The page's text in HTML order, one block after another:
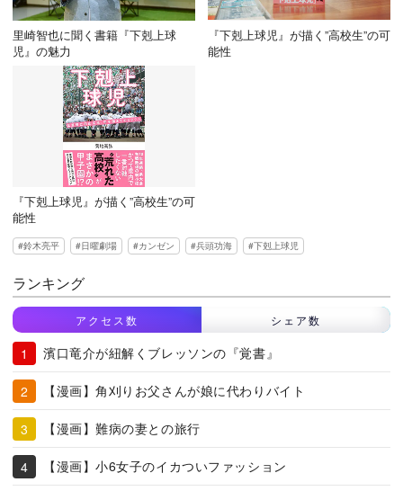
里崎智也に聞く書籍『下剋上球
児』の魅力
『下剋上球児』が描く”高校生”の可
能性
『下剋上球児』が描く”高校生”の可
能性
鈴木亮平 日曜劇場 カンゼン 兵頭功海 下剋上球児
ランキング
アクセス数 シェア数
濱口竜介が紐解くブレッソンの『覚書』
【漫画】角刈りお父さんが娘に代わりバイト
【漫画】難病の妻との旅行
【漫画】小6女子のイカついファッション